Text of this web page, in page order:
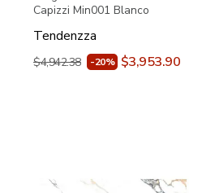
Capizzi Min001 Blanco
Tendenzza
$4,942.38 -20% $3,953.90